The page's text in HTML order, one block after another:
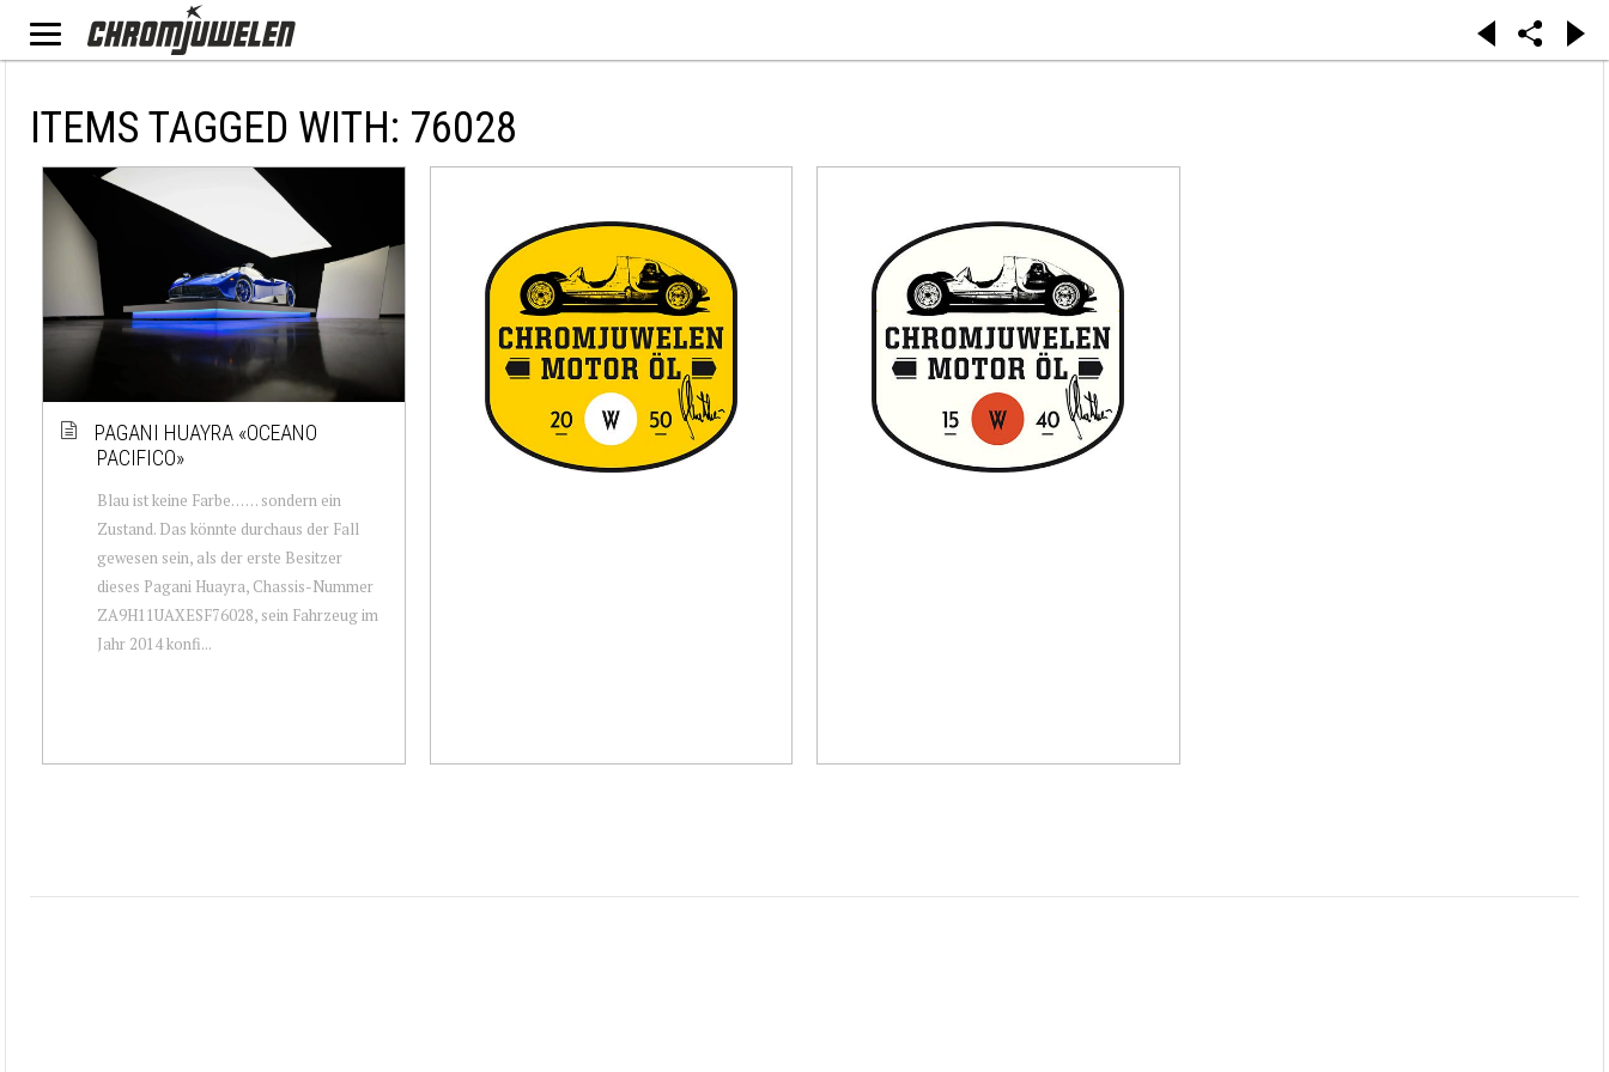
ITEMS TAGGED WITH: 76028
PAGANI HUAYRA «OCEANO
PACIFICO»
Blau ist keine Farbe… … sondern ein
Zustand. Das könnte durchaus der Fall
gewesen sein, als der erste Besitzer
dieses Pagani Huayra, Chassis-Nummer
ZA9H11UAXESF76028, sein Fahrzeug im
Jahr 2014 konfi...